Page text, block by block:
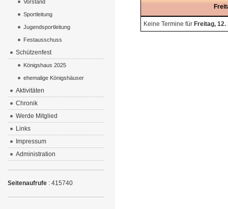
Keine Termine für Freitag,
Vorstand
Sportleitung
Jugendsportleitung
Festausschuss
Schützenfest
Königshaus 2025
ehemalige Königshäuser
Aktivitäten
Chronik
Werde Mitglied
Links
Impressum
Administration
Seitenaufrufe: 415740